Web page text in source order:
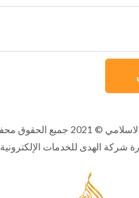
© 2021 جميع الحقوق محفوظة
شركة الهدى للخدمات الإلكترونية